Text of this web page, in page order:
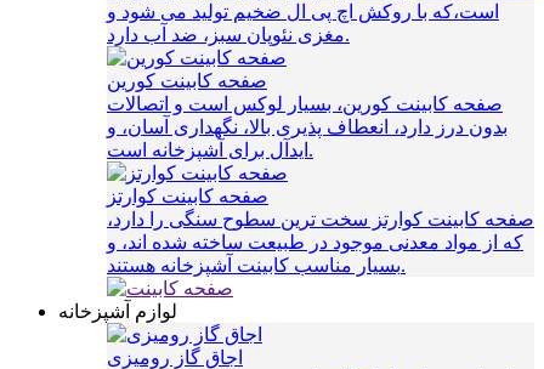
است،که با روکش اچ پی ال ضخیم تولید می شود و
مغزی نئوپان سبز، ضد آب دارد.
صفحه کابینت کورین
صفحه کابینت کورین، بسیار لوکس است و اتصالات
بدون درز دارد، انعطاف پذیری بالا، نگهداری آسان، و
ایدآل برای آشپزخانه است.
صفحه کابینت کوارتز
صفحه کابینت کوارتز سخت ترین سطوح سنگی را دارد،
که از مواد معدنی موجود در طبیعت ساخته شده اند، و
بسیار مناسب کابینت آشپزخانه هستند.
لوازم آشپزخانه
اجاق گاز رومیزی